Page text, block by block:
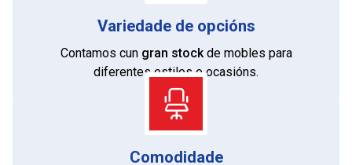
Variedade de opcións
Contamos cun gran stockde mobles para
diferentes estilos e ocasións.
Comodidade